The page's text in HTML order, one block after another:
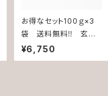
お得なセット100ｇ×3
袋 送料無料‼️ 玄米
焙煎珈琲（玄米コーヒ
ー）ノンカフェイン。ダイ
¥6,750